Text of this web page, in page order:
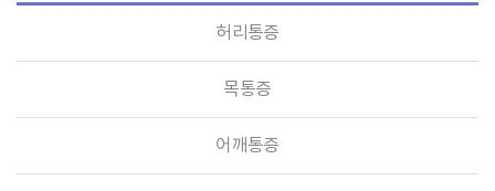
허리통증
목통증
어깨통증